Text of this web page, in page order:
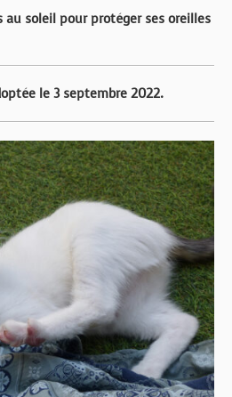
soleil pour protéger ses oreilles
le 3 septembre 2022.